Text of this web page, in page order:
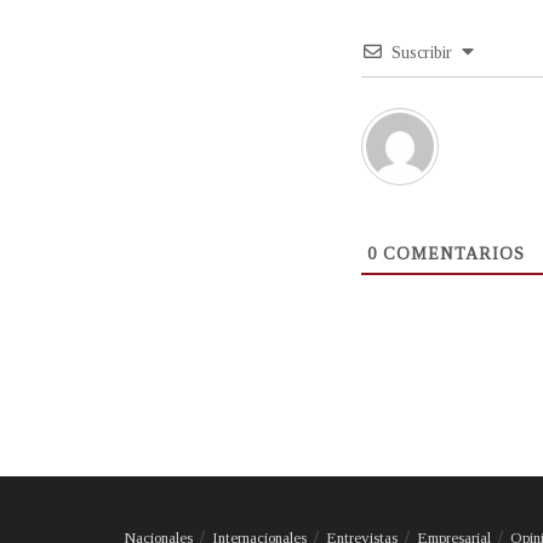
Suscribir
0 COMENTARIOS
Nacionales Internacionales Entrevistas Empresarial